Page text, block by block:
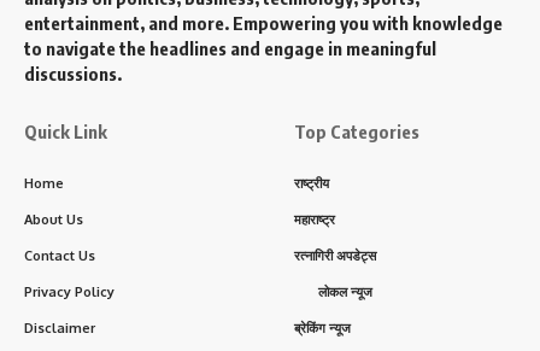
entertainment, and more. Empowering you with knowledge
to navigate the headlines and engage in meaningful
discussions.
Quick Link
Home
About Us
Contact Us
Privacy Policy
Disclaimer
Top Categories
राष्ट्रीय
महाराष्ट्र
रत्नागिरी अपडेट्स
लोकल न्यूज
ब्रेकिंग न्यूज